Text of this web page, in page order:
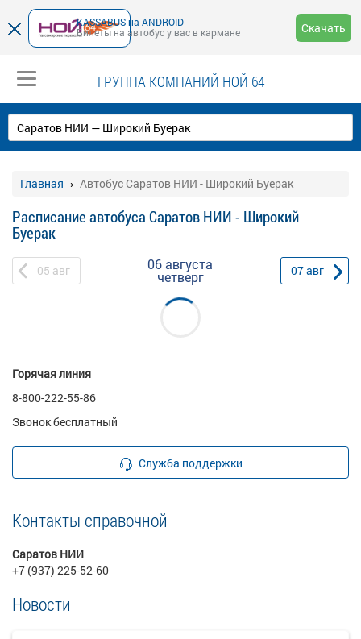
KASSABUS на ANDROID
Билеты на автобус у вас в кармане
Скачать
ГРУППА КОМПАНИЙ НОЙ 64
Главная Автобус Саратов НИИ - Широкий Буерак
Расписание автобуса Саратов НИИ - Широкий
Буерак
05 авг 06 августа
четверг 07авг
Горячая линия
8-800-222-55-86
Звонок бесплатный
Служба поддержки
Контакты справочной
Саратов НИИ
+7 (937) 225-52-60
Новости